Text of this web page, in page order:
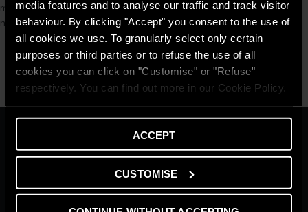
media features and to analyse our traffic and track visitor
behaviour. By clicking "Accept" you consent to the use of
all cookies we use. To granularly select only certain
purposes or third parties or to refuse the use of all
cookies you can click on "Customise" or "Refuse"
respectively. You can find out more in our Cookie Policy.
ACCEPT
CUSTOMISE
mục đích thương mại. Ngoài ra, dự án còn bao gồm 6 biệt thự và 12
nhà phố.
Thương hiệu Ariston
TẠP CHÍ
Mẹo & giải pháp